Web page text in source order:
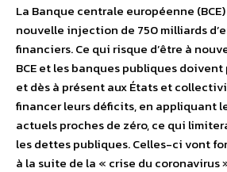
La Banque centrale européenne
nouvelle injection de 750 milliards
financiers. Ce qui risque d’être à
BCE et les banques publiques
et dès à présent aux États et
financer leurs déficits, en appliquant
actuels proches de zéro, ce qui
les dettes publiques. Celles-ci vont
à la suite de la « crise du coronavirus